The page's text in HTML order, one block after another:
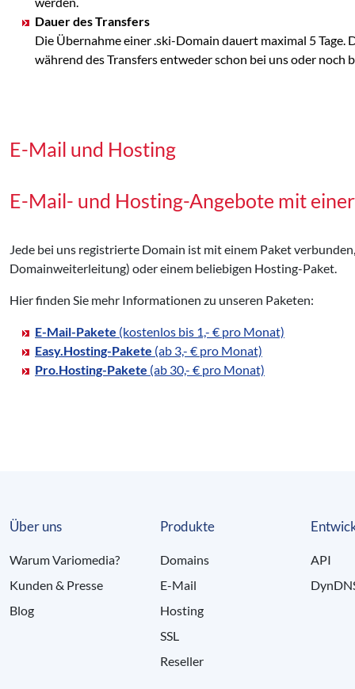
Dauer des Transfers
Die Übernahme einer .ski-Domain dauert maximal 5
während des Transfers entweder schon bei uns oder noch
E-Mail und Hosting
E-Mail- und Hosting-Angebote mit
Jede bei uns registrierte Domain ist mit einem Paket
Domainweiterleitung) oder einem beliebigen Hosting-Paket.
Hier finden Sie mehr Informationen zu unseren Paketen:
E-Mail-Pakete (kostenlos bis 1,- € pro Monat)
Easy.Hosting-Pakete (ab 3,- € pro Monat)
Pro.Hosting-Pakete (ab 30,- € pro Monat)
Über uns
Warum Variomedia?
Kunden & Presse
Blog
Produkte
Domains
E-Mail
Hosting
SSL
Reseller
API